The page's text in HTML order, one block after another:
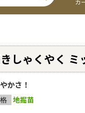
しゃくやく ミ
かさ！
地掘苗